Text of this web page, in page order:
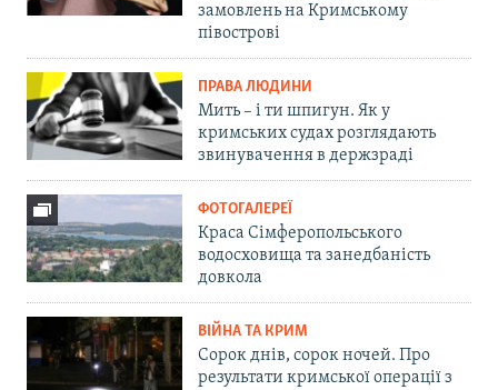
замовлень на Кримському
півострові
ПРАВА ЛЮДИНИ
Мить – і ти шпигун. Як у
кримських судах розглядають
звинувачення в держзраді
ФОТОГАЛЕРЕЇ
Краса Сімферопольського
водосховища та занедбаність
довкола
ВІЙНА ТА КРИМ
Сорок днів, сорок ночей. Про
результати кримської операції з